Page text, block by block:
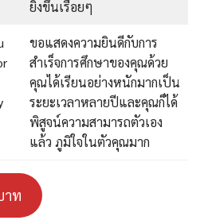
ยิ่งขึ้นเรื่อยๆ
ขอแสดงความยินดีกับการ
สำเร็จการศึกษาของคุณด้วย
คุณได้เรียนอย่างหนักมากเป็น
ระยะเวลาหลายปีและคุณก็ได้
พิสูจน์ความสามารถตัวเอง
แล้ว ภูมิใจในตัวคุณมาก
าท